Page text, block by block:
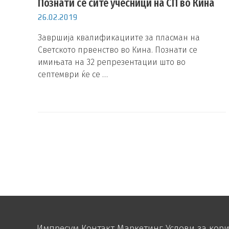
Познати се сите учесници на СП во Кина
26.02.2019
Завршија квалификациите за пласман на
Светското првенство во Кина. Познати се
имињата на 32 репрезентации што во
септември ќе се …